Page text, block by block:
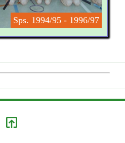
Sps. 1994/95 - 1996/97